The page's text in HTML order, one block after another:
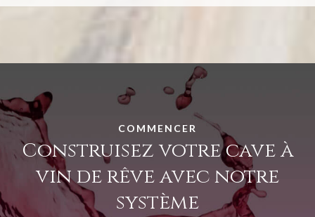
COMMENCER
Construisez votre cave à
vin de rêve avec notre
système